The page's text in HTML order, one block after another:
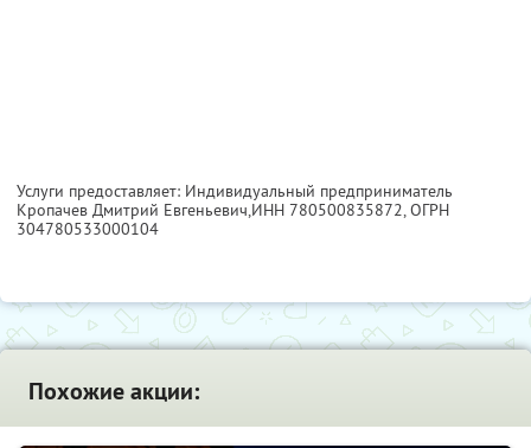
Услуги предоставляет: Индивидуальный предприниматель
Кропачев Дмитрий Евгеньевич,ИНН 780500835872, ОГРН
304780533000104
Похожие акции: